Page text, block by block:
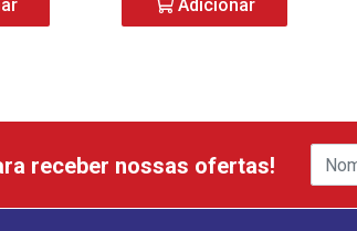
Adicionar
receber nossas ofertas!